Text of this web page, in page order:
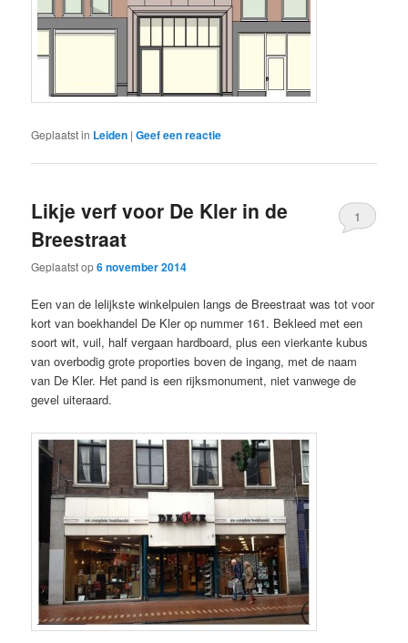
Geplaatst in Leiden |Geef een reactie
Likje verf voor De Kler in de
Breestraat
Geplaatst op6 november 2014
1
Een van de lelijkste winkelpuien langs de Breestraat was tot voor
kort van boekhandel De Kler op nummer 161. Bekleed met een
soort wit, vuil, half vergaan hardboard, plus een vierkante kubus
van overbodig grote proporties boven de ingang, met de naam
van De Kler. Het pand is een rijksmonument, niet vanwege de
gevel uiteraard.